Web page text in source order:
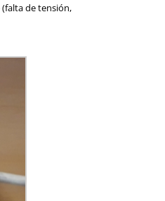
(falta de tensión,